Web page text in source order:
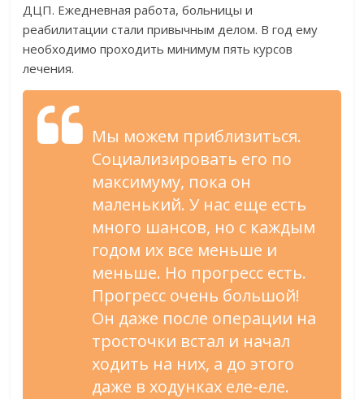
ДЦП. Ежедневная работа, больницы и
реабилитации стали привычным делом. В год ему
необходимо проходить минимум пять курсов
лечения.
Мы можем приблизиться.
Социализировать его по
максимуму, пока он
маленький. У нас еще есть
много шансов, но с каждым
годом их все меньше и
меньше. Но прогресс есть.
Прогресс очень большой!
Он даже после операции на
тросточки встал и начал
ходить на них, а до этого
даже в ходунках еле-еле.